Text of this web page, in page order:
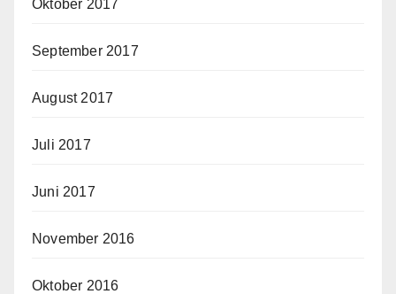
Oktober 2017
September 2017
August 2017
Juli 2017
Juni 2017
November 2016
Oktober 2016